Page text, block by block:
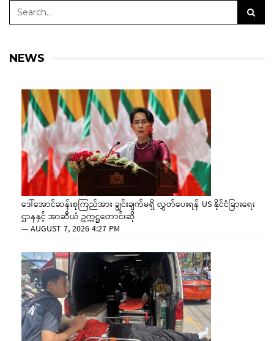
NEWS
ဒေါ်အောင်ဆန်းစုကြည်အား ချွင်းချက်မရှိ လွှတ်ပေးရန် US နိုင်ငံခြားရေး
ဌာနနှင့် အာဆီယံ ဥက္ကဋ္ဌတောင်းဆို
—AUGUST 7, 2026 4:27 PM